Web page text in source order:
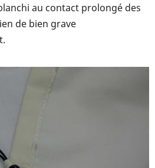
au contact prolongé des
de bien grave